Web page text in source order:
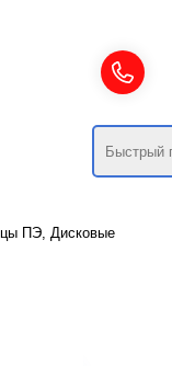
ПЭ, Дисковые